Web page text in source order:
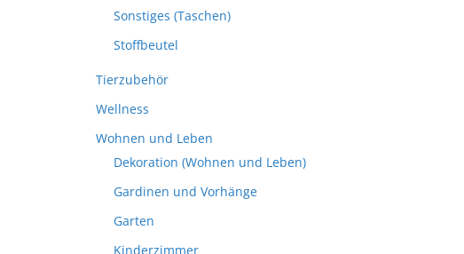
Sonstiges (Taschen)
Stoffbeutel
Tierzubehör
Wellness
Wohnen und Leben
Dekoration (Wohnen und Leben)
Gardinen und Vorhänge
Garten
Kinderzimmer